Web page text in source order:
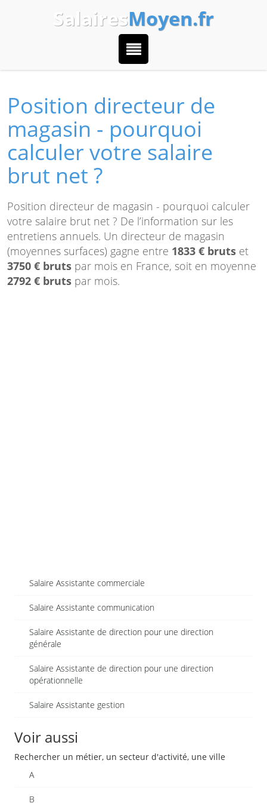
SalairesMoyen.fr
Position directeur de
magasin - pourquoi
calculer votre salaire
brut net ?
Position directeur de magasin - pourquoi calculer
votre salaire brut net ? De l’information sur les
entretiens annuels. Un directeur de magasin
(moyennes surfaces) gagne entre 1833 € bruts et
3750 € bruts par mois en France, soit en moyenne
2792 € bruts par mois.
Salaire Assistante commerciale
Salaire Assistante communication
Salaire Assistante de direction pour une direction
générale
Salaire Assistante de direction pour une direction
opérationnelle
Salaire Assistante gestion
Voir aussi
Rechercher un métier, un secteur d'activité, une ville
A
B